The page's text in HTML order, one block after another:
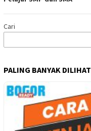
Cari
PALING BANYAK DILIHAT